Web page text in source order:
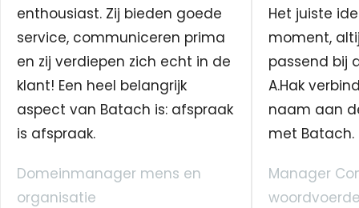
enthousiast. Zij bieden goede
service, communiceren prima
en zij verdiepen zich echt in de
klant! Een heel belangrijk
aspect van Batach is: afspraak
is afspraak.
Domeinmanager mens en
organisatie
Het juiste
moment,
passend bij
A.Hak
naam aan
met Batach.
Manager